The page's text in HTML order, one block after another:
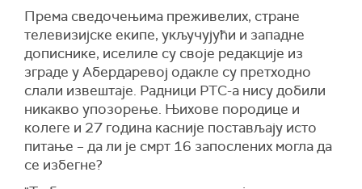
Према сведочењима преживелих, стране
телевизијске екипе, укључујући и западне
дописнике, иселиле су своје редакције из
зграде у Абердаревој одакле су претходно
слали извештаје. Радници РТС-а нису добили
никакво упозорење. Њихове породице и
колеге и 27 година касније постављају исто
питање – да ли је смрт 16 запослених могла да
се избегне?